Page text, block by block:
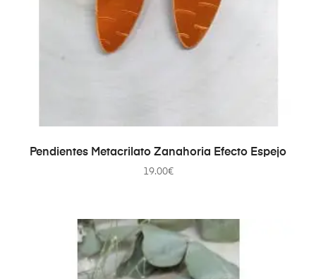
AÑADIR AL CARRITO
Pendientes Metacrilato Zanahoria Efecto Espejo
19.00€